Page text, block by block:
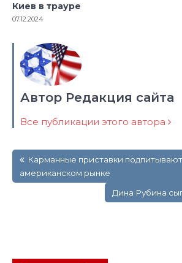
Киев в трауре
07.12.2024
Автор Редакция сайта
Все публикации этого автора
по
записям
Карманные приставки
американском рынке
Дина Рубина